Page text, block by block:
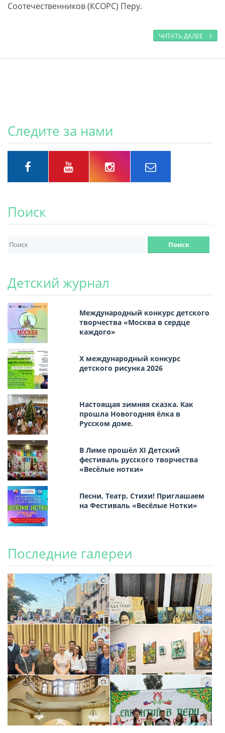
Соотечественников (КСОРС) Перу.
ЧИТАТЬ ДАЛЕЕ
Следите за нами
Поиск
Детский журнал
Международный конкурс детского
творчества «Москва в сердце
каждого»
Х международный конкурс
детского рисунка 2026
Настоящая зимняя сказка. Как
прошла Новогодняя ёлка в
Русском доме.
В Лиме прошёл XI Детский
фестиваль русского творчества
«Весёлые нотки»
Песни, Театр, Стихи! Приглашаем
на Фестиваль «Весёлые Нотки»
Последние галереи